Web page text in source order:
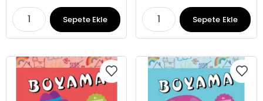
Sepete Ekle Sepete Ekle